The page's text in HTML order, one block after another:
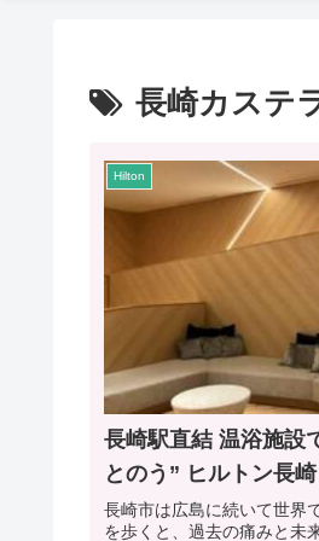
長崎カステ
Hilton
長崎駅直結 温浴施設
とのう” ヒルトン長崎
長崎市は広島に続いて世界
を歩くと、過去の痛みと未